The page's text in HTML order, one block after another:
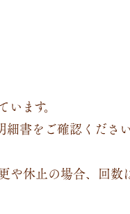
ます。
書をご確認ください
休止の場合、回数